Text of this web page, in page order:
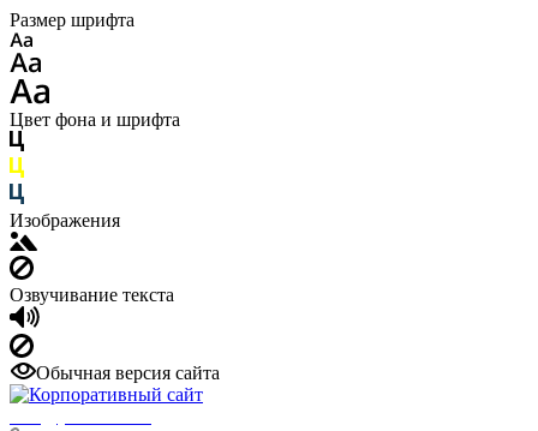
Размер шрифта
Цвет фона и шрифта
Изображения
Озвучивание текста
Обычная версия сайта